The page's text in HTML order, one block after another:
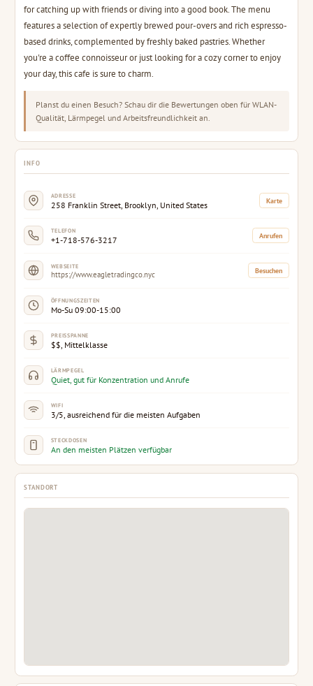
for catching up with friends or diving into a good book. The menu
features a selection of expertly brewed pour-overs and rich espresso-
based drinks, complemented by freshly baked pastries. Whether
you're a coffee connoisseur or just looking for a cozy corner to enjoy
your day, this cafe is sure to charm.
Planst du einen Besuch? Schau dir die Bewertungen oben für WLAN-
Qualität, Lärmpegel und Arbeitsfreundlichkeit an.
INFO
ADRESSE
258 Franklin Street, Brooklyn, United States Karte
TELEFON
+1-718-576-3217 Anrufen
WEBSEITE
https://www.eagletradingco.nyc Besuchen
ÖFFNUNGSZEITEN
Mo-Su 09:00-15:00
PREISSPANNE
$$, Mittelklasse
LÄRMPEGEL
Quiet, gut für Konzentration und Anrufe
WIFI
3/5, ausreichend für die meisten Aufgaben
STECKDOSEN
An den meisten Plätzen verfügbar
STANDORT